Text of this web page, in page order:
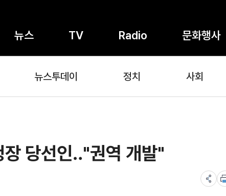
뉴스 TV Radio 문화행사
뉴스투데이 정치 사회
당선인‥"권역 개발"